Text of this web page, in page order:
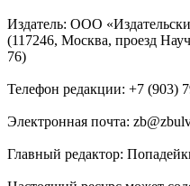
Издатель: ООО
(117246, Москва, проезд
76)
Телефон редакции: +7 (903)
Электронная почта:
Главный редактор: